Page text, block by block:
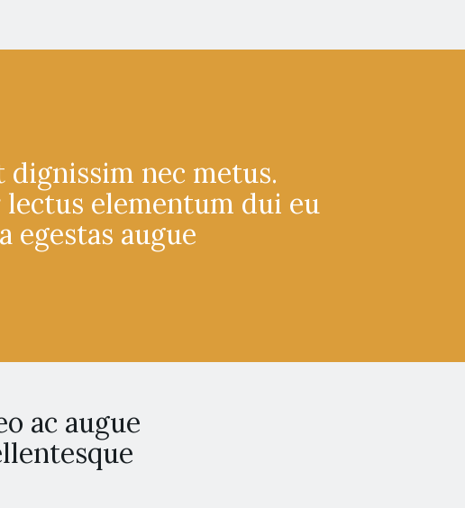
dignissim nec metus.
elementum dui eu
egestas augue
ac augue